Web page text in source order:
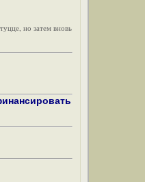
но затем вновь